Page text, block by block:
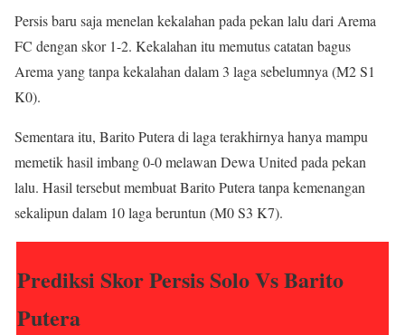
Persis baru saja menelan kekalahan pada pekan lalu dari Arema
FC dengan skor 1-2. Kekalahan itu memutus catatan bagus
Arema yang tanpa kekalahan dalam 3 laga sebelumnya (M2 S1
K0).
Sementara itu, Barito Putera di laga terakhirnya hanya mampu
memetik hasil imbang 0-0 melawan Dewa United pada pekan
lalu. Hasil tersebut membuat Barito Putera tanpa kemenangan
sekalipun dalam 10 laga beruntun (M0 S3 K7).
Prediksi Skor Persis Solo Vs Barito
Putera